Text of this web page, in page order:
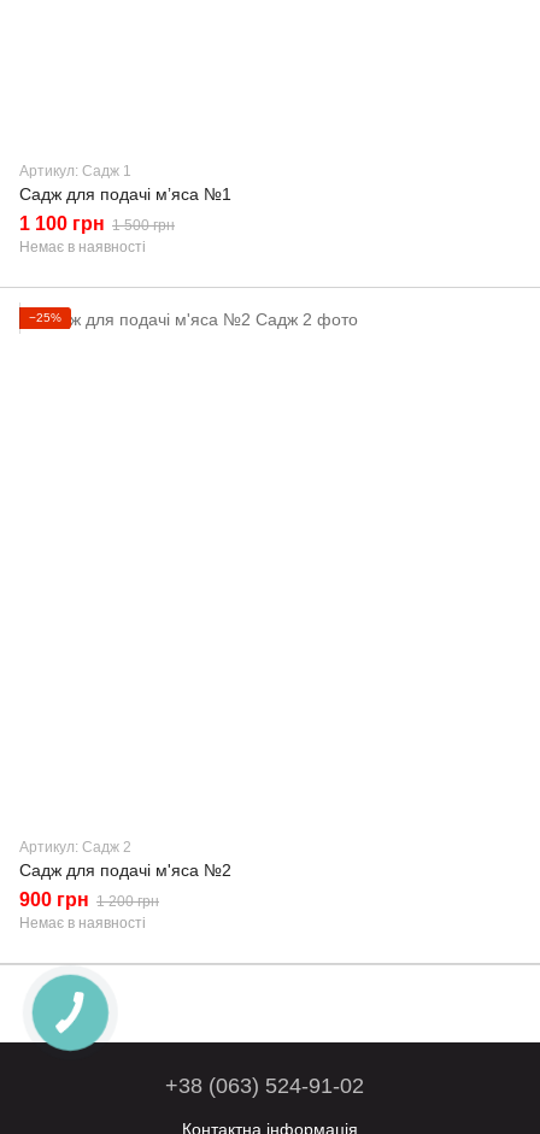
Артикул: Садж 1
Садж для подачі мʼяса №1
1 100 грн 1 500 грн
Немає в наявності
−25%
Артикул: Садж 2
Садж для подачі м'яса №2
900 грн 1 200 грн
Немає в наявності
+38 (063) 524-91-02
Контактна інформація